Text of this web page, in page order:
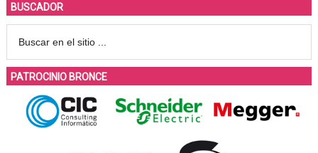
BUSCADOR
PATROCINIO BRONCE